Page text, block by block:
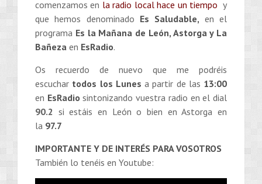
comenzamos en la radio local hace un tiempo y
que hemos denominado Es Saludable, en el
programa Es la Mañana de León, Astorga y La
Bañeza en EsRadio.
Os recuerdo de nuevo que me podréis
escuchar todos los Lunes a partir de las 13:00
en EsRadio sintonizando vuestra radio en el dial
90.2 si estáis en León o bien en Astorga en
la 97.7
IMPORTANTE Y DE INTERÉS PARA VOSOTROS
También lo tenéis en Youtube: